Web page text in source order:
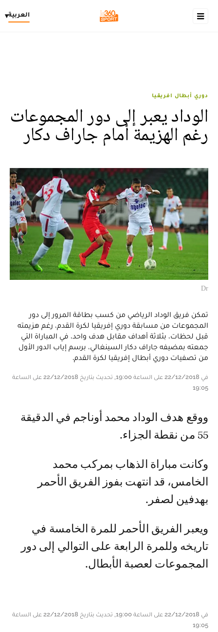
العربية▾
دوري أبطال افريقيا
الوداد يعبر إلى دور المجموعات
رغم الهزيمة أمام جاراف دكار
Dr
تمكن فريق الوداد الرياضي من كسب بطاقة المرور إلى دور
المجموعات من مسابقة دوري إفريقيا لكرة القدم، رغم هزيمته
قبل لحظات، بثلاثة أهداف مقابل هدف واحد، في المباراة التي
جمعته بمضيفه جاراف دكار السينغالي، برسم إياب الدور الأول
من تصفيات دوري أبطال إفريقيا لكرة القدم.
في 22/12/2018 على الساعة 19:00, تحديث بتاريخ 22/12/2018 على الساعة
19:05
ووقع هدف الوداد محمد أوناجم في الدقيقة
55 من نقطة الجزاء.
وكانت مباراة الذهاب بمركب محمد
الخامس، قد انتهت بفوز الفريق الأحمر
بهدفين لصفر.
ويعبر الفريق الأحمر للمرة الخامسة في
تاریخه وللمرة الرابعة علی التوالي إلى دور
المجموعات لعصبة الأبطال.
في 22/12/2018 على الساعة 19:00, تحديث بتاريخ 22/12/2018 على الساعة
19:05